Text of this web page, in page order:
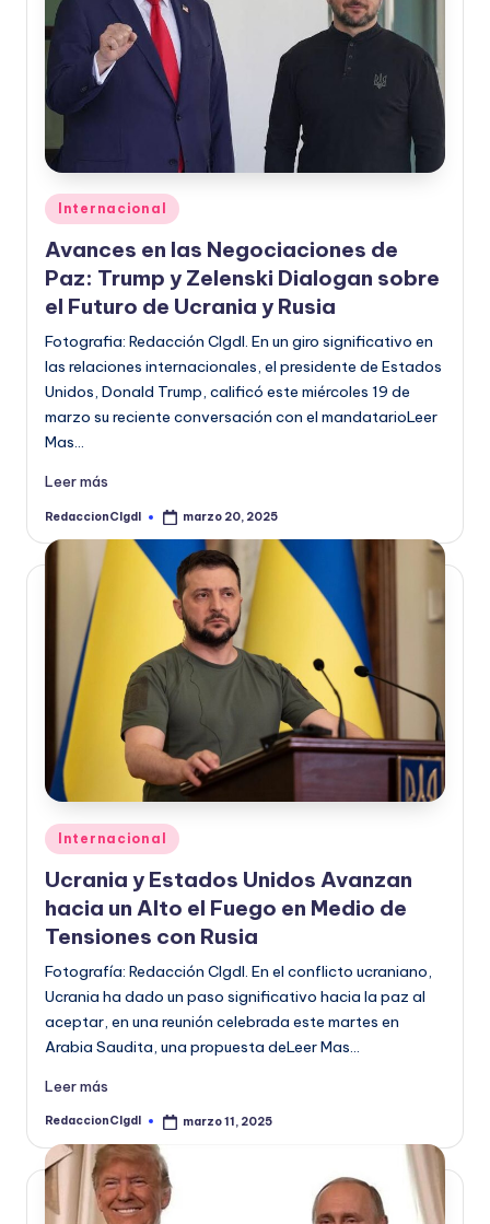
Publicado
en
Internacional
Avances en las Negociaciones de
Paz: Trump y Zelenski Dialogan sobre
el Futuro de Ucrania y Rusia
Fotografia: Redacción CIgdl. En un giro significativo en
las relaciones internacionales, el presidente de Estados
Unidos, Donald Trump, calificó este miércoles 19 de
marzo su reciente conversación con el mandatarioLeer
Mas…
Leer más
Publicado
RedaccionCIgdl marzo 20, 2025
Publicado
en
Internacional
Ucrania y Estados Unidos Avanzan
hacia un Alto el Fuego en Medio de
Tensiones con Rusia
Fotografía: Redacción CIgdl. En el conflicto ucraniano,
Ucrania ha dado un paso significativo hacia la paz al
aceptar, en una reunión celebrada este martes en
Arabia Saudita, una propuesta deLeer Mas…
Leer más
Publicado
RedaccionCIgdl marzo 11, 2025